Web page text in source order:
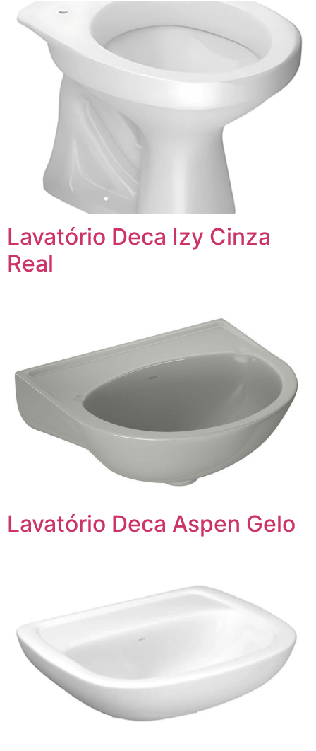
Lavatório Deca Izy Cinza
Real
Lavatório Deca Aspen Gelo